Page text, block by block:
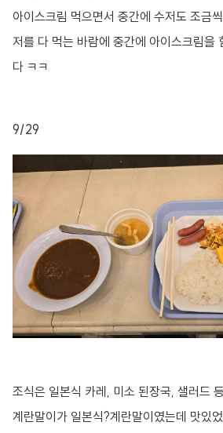
아이스크림 먹으면서 중간에 수저도 조금
저를 다 먹는 바람에 중간에 아이스크림을
다 ㅋㅋ
9/29
조식은 일본식 카레, 미소 된장국, 샐러드
계란말이가 일본식?계란말이였는데 맛있